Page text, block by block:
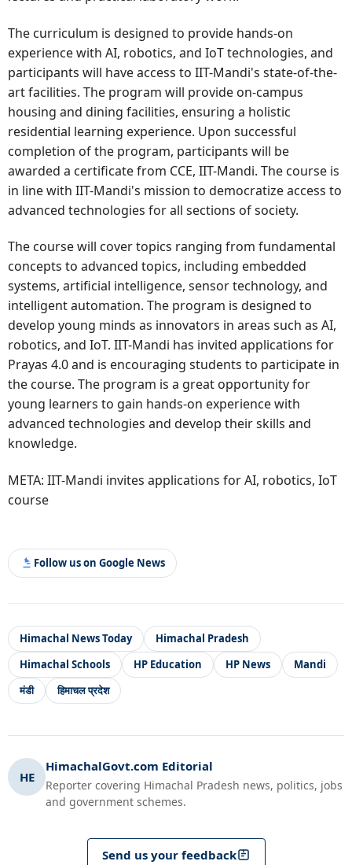
The curriculum is designed to provide hands-on
experience with AI, robotics, and IoT technologies, and
participants will have access to IIT-Mandi's state-of-the-
art facilities. The program will provide on-campus
housing and dining facilities, ensuring a holistic
residential learning experience. Upon successful
completion of the program, participants will be
awarded a certificate from CCE, IIT-Mandi. The course is
in line with IIT-Mandi's mission to democratize access to
advanced technologies for all sections of society.
The course will cover topics ranging from fundamental
concepts to advanced topics, including embedded
systems, artificial intelligence, sensor technology, and
intelligent automation. The program is designed to
develop young minds as innovators in areas such as AI,
robotics, and IoT. IIT-Mandi has invited applications for
Prayas 4.0 and is encouraging students to participate in
the course. The program is a great opportunity for
young learners to gain hands-on experience with
advanced technologies and develop their skills and
knowledge.
META: IIT-Mandi invites applications for AI, robotics, IoT
course
Follow us on Google News
Himachal News Today
Himachal Pradesh
Himachal Schools
HP Education HP News
Mandi
मंडी
हिमाचल प्रदेश
HE
HimachalGovt.com Editorial
Reporter covering Himachal Pradesh news, politics, jobs
and government schemes.
Send us your feedback